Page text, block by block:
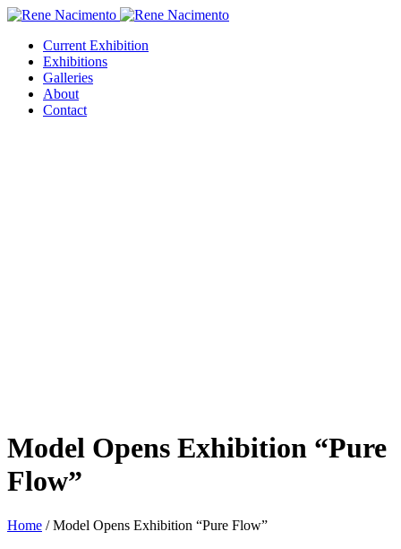
Current Exhibition
Exhibitions
Galleries
About
Contact
Model Opens Exhibition “Pure
Flow”
Home /Model Opens Exhibition “Pure Flow”